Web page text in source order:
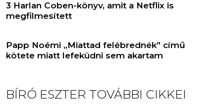
3 Harlan Coben-könyv, amit a Netflix is
megfilmesített
Papp Noémi ,,Miattad felébrednék” című
kötete miatt lefeküdni sem akartam
BÍRÓ ESZTER TOVÁBBI CIKKEI